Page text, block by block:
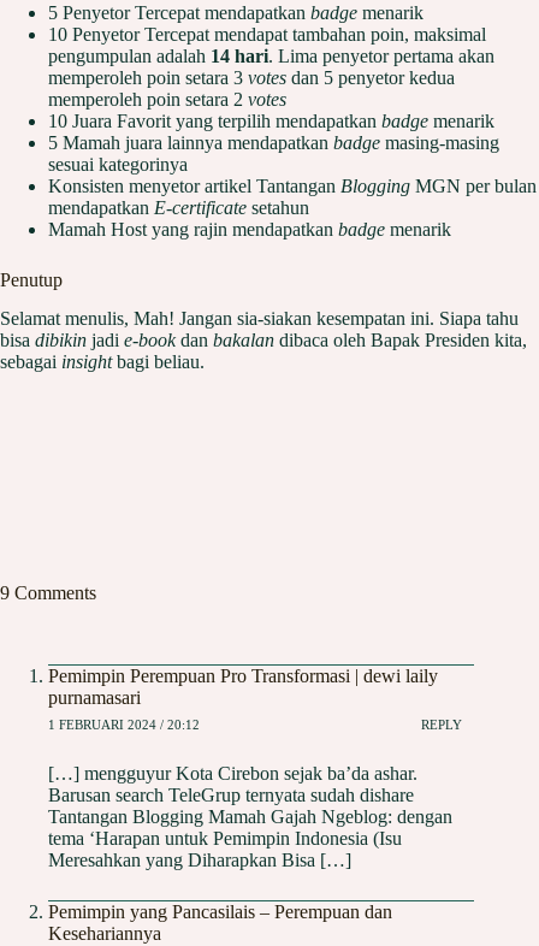
5 Penyetor Tercepat mendapatkan badge menarik
10 Penyetor Tercepat mendapat tambahan poin, maksimal
pengumpulan adalah 14 hari. Lima penyetor pertama akan
memperoleh poin setara 3 votes dan 5 penyetor kedua
memperoleh poin setara 2 votes
10 Juara Favorit yang terpilih mendapatkan badge menarik
5 Mamah juara lainnya mendapatkan badge masing-masing
sesuai kategorinya
Konsisten menyetor artikel Tantangan Blogging MGN per bulan
mendapatkan E-certificate setahun
Mamah Host yang rajin mendapatkan badge menarik
Penutup
Selamat menulis, Mah! Jangan sia-siakan kesempatan ini. Siapa tahu
bisa dibikin jadi e-bookdan bakalan dibaca oleh Bapak Presiden kita,
sebagai insightbagi beliau.
9 Comments
Pemimpin Perempuan Pro Transformasi | dewi laily
purnamasari
1 FEBRUARI 2024 / 20:12 REPLY
[…] mengguyur Kota Cirebon sejak ba’da ashar.
Barusan search TeleGrup ternyata sudah dishare
Tantangan Blogging Mamah Gajah Ngeblog: dengan
tema ‘Harapan untuk Pemimpin Indonesia (Isu
Meresahkan yang Diharapkan Bisa […]
Pemimpin yang Pancasilais – Perempuan dan
Kesehariannya